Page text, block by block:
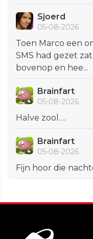
Sjoerd
05-08-2026
Toen Marco een
SMS had gezet
bovenop en hee...
Brainfart
05-08-2026
Halve zool….
Brainfart
05-08-2026
Fijn hoor die